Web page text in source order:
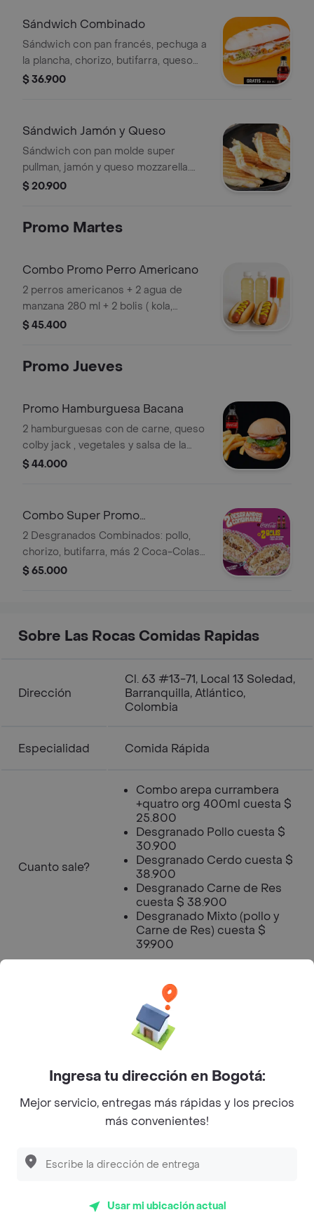
Sándwich Combinado
Sándwich con pan francés, pechuga a
la plancha, chorizo, butifarra, queso
mozzarella, salsas de la casa,
$ 36.900
Sándwich Jamón y Queso
Sándwich con pan molde super
pullman, jamón y queso mozzarella.
Incluye Coca-Cola Zero 250 ml gratis.
$ 20.900
Promo Martes
Combo Promo Perro Americano
2 perros americanos + 2 agua de
manzana 280 ml + 2 bolis ( kola,
mango o tamarindo)
$ 45.400
Promo Jueves
Promo Hamburguesa Bacana
2 hamburguesas con de carne, queso
colby jack , vegetales y salsa de la
casa + 2 papas francesas + 2
$ 44.000
Combo Super Promo
Desgranado
2 Desgranados Combinados: pollo,
chorizo, butifarra, más 2 Coca-Colas
250 ml y 2 bolis (kola, mango o
$ 65.000
Sobre Las Rocas Comidas Rapidas
Dirección
Cl. 63 #13-71, Local 13 Soledad,
Barranquilla, Atlántico,
Colombia
Especialidad Comida Rápida
Cuanto sale?
Combo arepa currambera
+quatro org 400ml cuesta $
25.800
Desgranado Pollo cuesta $
30.900
Desgranado Cerdo cuesta $
38.900
Desgranado Carne de Res
cuesta $ 38.900
Desgranado Mixto (pollo y
Carne de Res) cuesta $
39.900
15:00:00
Soledad Menú a Domicilio
Ingresa tu dirección en Bogotá:
Mejor servicio, entregas más rápidas y los precios
más convenientes!
Usar mi ubicación actual